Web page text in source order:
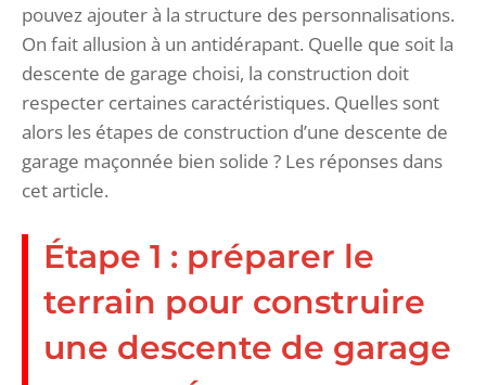
pouvez ajouter à la structure des personnalisations.
On fait allusion à un antidérapant. Quelle que soit la
descente de garage choisi, la construction doit
respecter certaines caractéristiques. Quelles sont
alors les étapes de construction d’une descente de
garage maçonnée bien solide ? Les réponses dans
cet article.
Étape 1 : préparer le
terrain pour construire
une descente de garage